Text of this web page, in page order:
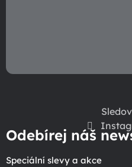
Odebírej náš
Speciální slevy a akce